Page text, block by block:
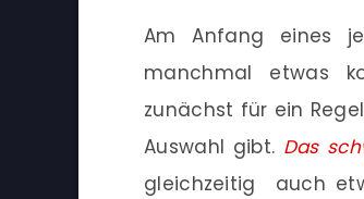
Am Anfang eines
manchmal etwas
zunächst für ein
Auswahl gibt. Das
gleichzeitig auch